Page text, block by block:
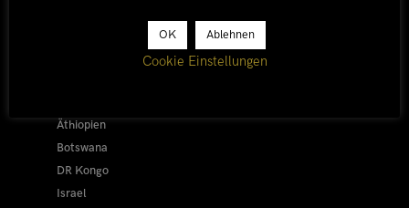
Äthiopien
Botswana
DR Kongo
Israel
OK Ablehnen
Cookie Einstellungen